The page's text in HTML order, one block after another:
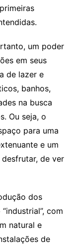
um poder
em seus
de lazer e
banhos,
na busca
Ou seja, o
para uma
e um
de ver
dos
com
natural e
de